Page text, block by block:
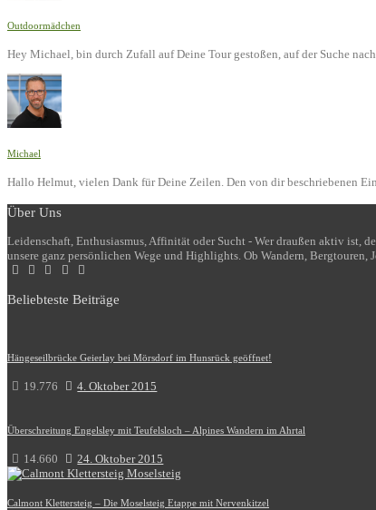
Outdoormädchen
Hey Michael, bin durch Zufall auf Deine Tour gestoßen, auf der Suche
Michael
Hallo Helmut, vielen Dank für Deine Zeilen. Den von dir beschriebenen
Über Uns
Leidenschaft, Enthusiasmus, Affinität oder Sucht - Wer draußen aktiv ist,
unsere ganz persönlichen Wege und Highlights. Ob Wandern, Bergtouren,
Beliebteste Beiträge
Hängeseilbrücke Geierlay bei Mörsdorf im Hunsrück geöffnet!
19.776 4. Oktober 2015
Überschreitung Engelsley mit Teufelsloch – Alpines Wandern im Ahrtal
14.660 24. Oktober 2015
Calmont Klettersteig – Die Moselsteig Etappe mit Nervenkitzel